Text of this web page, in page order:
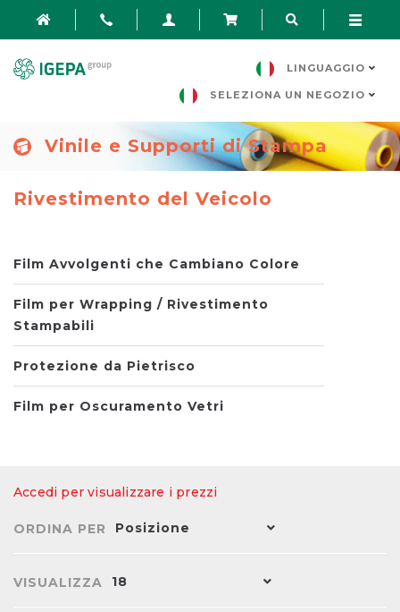
LINGUAGGIO
SELEZIONA UN NEGOZIO
Vinile e Supporti di Stampa
Rivestimento del Veicolo
Film Avvolgenti che Cambiano Colore
Film per Wrapping / Rivestimento
Stampabili
Protezione da Pietrisco
Film per Oscuramento Vetri
Accedi per visualizzare i prezzi
ORDINA PER Posizione
VISUALIZZA 18